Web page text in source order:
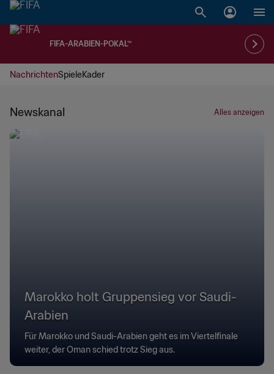
FIFA-ARABIEN-POKAL™
NachrichtenSpieleKader
Newskanal Alles anzeigen
Marokko holt Gruppensieg vor Saudi-
Arabien
Für Marokko und Saudi-Arabien geht es im Viertelfinale
weiter, der Oman schied trotz Sieg aus.